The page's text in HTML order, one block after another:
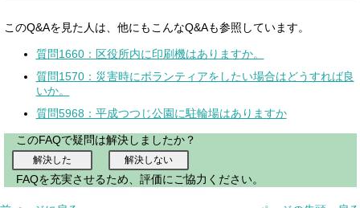
このQ&Aを見た人は、他にもこんなQ&Aも参照しています。
質問1660：区役所内に印刷機はありますか。
質問1570：災害時にボランティアをしたい場合はどうすれば良
いか。
質問5968：平成つつじ公園に駐輪場はありますか
このFAQで疑問は解決しましたか？
FAQを充実させるため、評価にご協力ください。